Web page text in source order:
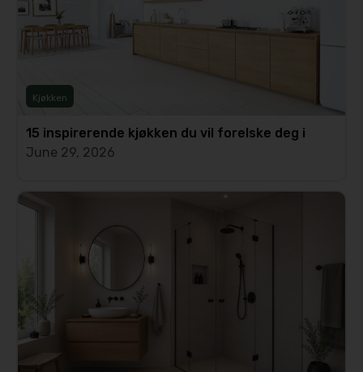
Kjøkken
15 inspirerende kjøkken du vil forelske deg i
June 29, 2026